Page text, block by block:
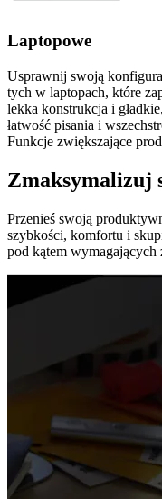
Laptopowe
Usprawnij swoją
tych w laptopach, które
lekka konstrukcja i
łatwość pisania i
Funkcje zwiększające
Zmaksymalizuj
Przenieś swoją
szybkości, komfortu i
pod kątem wymagających